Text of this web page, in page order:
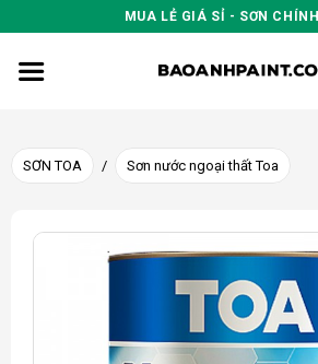
to
content
MUA LẺ GIÁ SỈ - SƠN
SƠN TOA / Sơn nước ngoại thất Toa